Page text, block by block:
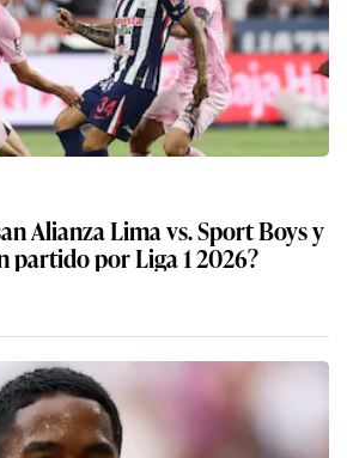
Alianza Lima vs. Sport Boys y
partido por Liga 1 2026?